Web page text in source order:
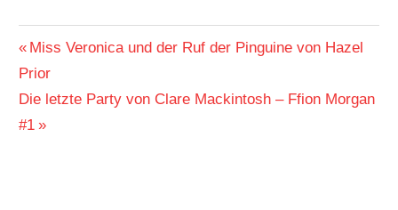
Beitragsnavigation
Vorheriger
Beitrag:
Miss Veronica und der Ruf der Pinguine von Hazel
Prior
Nächster
Beitrag:
Die letzte Party von Clare Mackintosh – Ffion Morgan
#1